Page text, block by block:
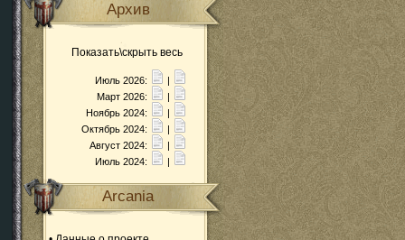
Архив
Показать\скрыть весь
Июль 2026:
|
Март 2026:
|
Ноябрь 2024:
|
Октябрь 2024:
|
Август 2024:
|
Июль 2024:
|
Arcania